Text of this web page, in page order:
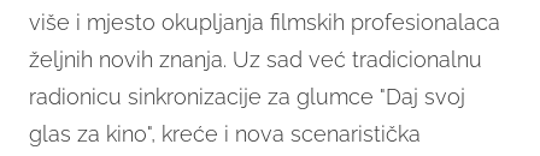
više i mjesto okupljanja filmskih profesionalaca
željnih novih znanja. Uz sad već tradicionalnu
radionicu sinkronizacije za glumce "Daj svoj
glas za kino", kreće i nova scenaristička